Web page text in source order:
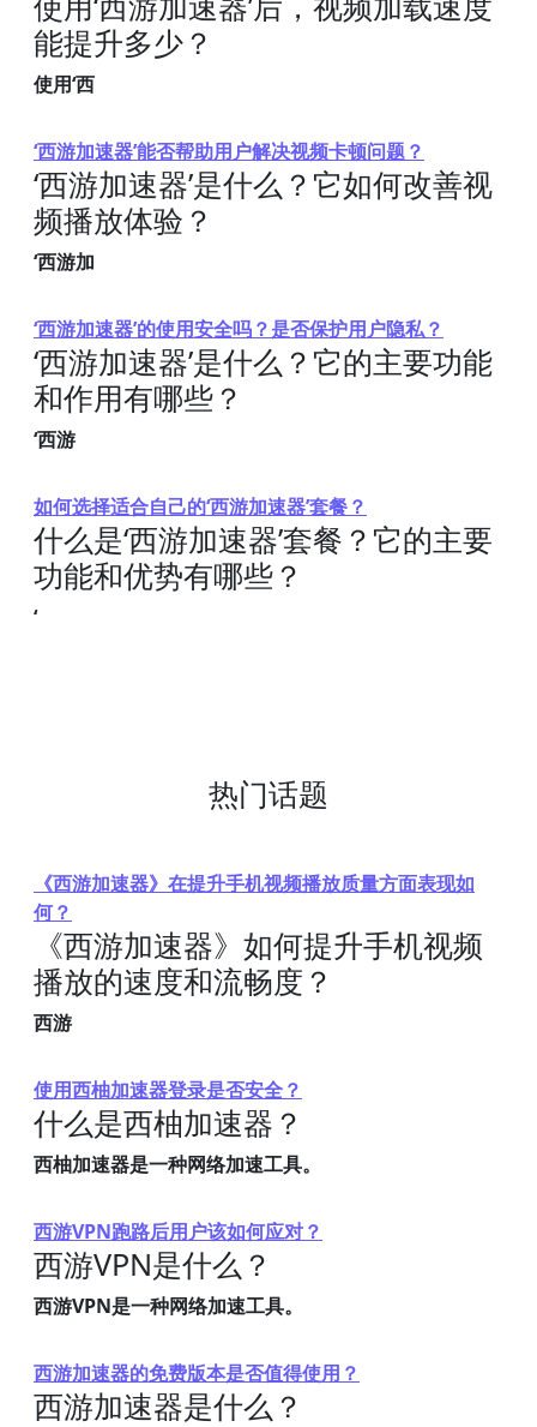
能提升多少？
使用‘西
‘西游加速器’能否帮助用户解决视频卡顿问题？
‘西游加速器’是什么？它如何改善视
频播放体验？
‘西游加
‘西游加速器’的使用安全吗？是否保护用户隐私？
‘西游加速器’是什么？它的主要功能
和作用有哪些？
‘西游
如何选择适合自己的‘西游加速器’套餐？
什么是‘西游加速器’套餐？它的主要
功能和优势有哪些？
‘
热门话题
《西游加速器》在提升手机视频播放质量方面表现如
何？
《西游加速器》如何提升手机视频
播放的速度和流畅度？
西游
使用西柚加速器登录是否安全？
什么是西柚加速器？
西柚加速器是一种网络加速工具。
西游VPN跑路后用户该如何应对？
西游VPN是什么？
西游VPN是一种网络加速工具。
西游加速器的免费版本是否值得使用？
西游加速器是什么？